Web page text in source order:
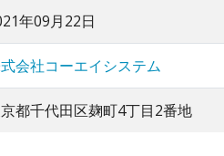
年09月22日
会社コーエイシステム
都千代田区麹町4丁目2番地